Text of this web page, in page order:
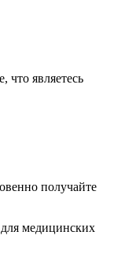
что являетесь
получайте
медицинских